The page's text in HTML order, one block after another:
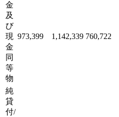
金
及
び
現
金
同
等
物
973,399 1,142,339 760,722
純
貸
付/